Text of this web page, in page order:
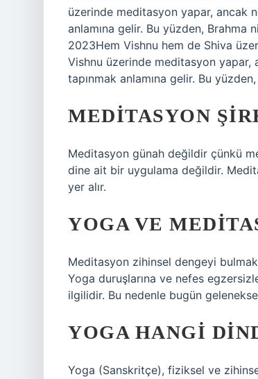
üzerinde meditasyon yapar, ancak
anlamına gelir. Bu yüzden,
2023Hem Vishnu hem de Shiva
Vishnu üzerinde meditasyon yapar,
tapınmak anlamına gelir. Bu
MEDITASYON
Meditasyon günah değildir çünkü
dine ait bir uygulama değildir.
yer alır.
YOGA VE
Meditasyon zihinsel dengeyi
Yoga duruşlarına ve nefes
ilgilidir. Bu nedenle bugün
YOGA HANGI
Yoga (Sanskritçe), fiziksel ve